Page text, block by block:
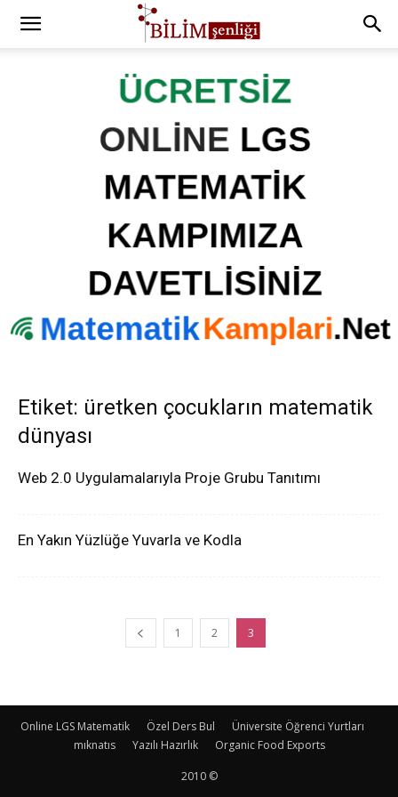
Etiket: üretken çocukların matematik
dünyası
Web 2.0 Uygulamalarıyla Proje Grubu Tanıtımı
En Yakın Yüzlüğe Yuvarla ve Kodla
1 2 3
Online LGS Matematik Özel Ders Bul
Üniversite Öğrenci Yurtları
mıknatıs
Yazılı Hazırlık Organic Food Exports
2010 ©